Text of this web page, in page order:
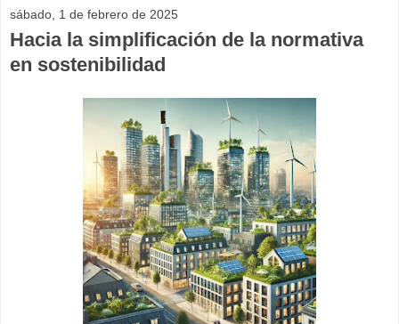
sábado, 1 de febrero de 2025
Hacia la simplificación de la normativa
en sostenibilidad